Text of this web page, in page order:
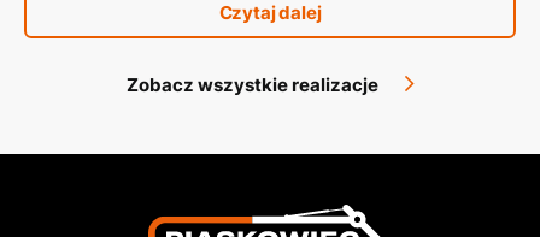
Czytaj dalej
Zobacz wszystkie realizacje